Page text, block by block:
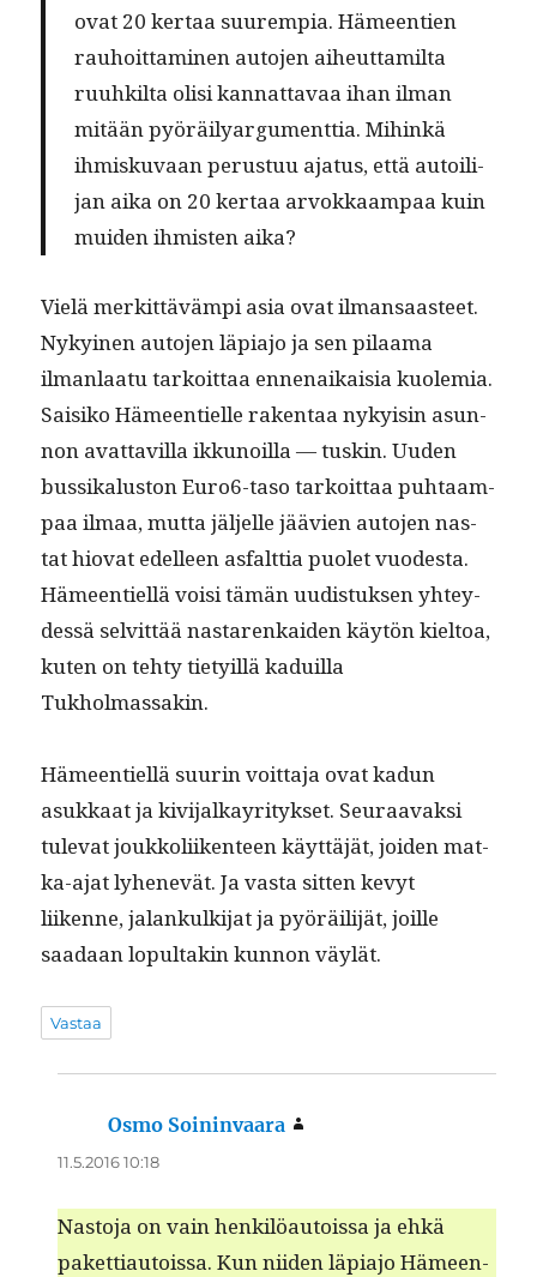
ovat 20 ker­taa suurem­pia. Hämeen­tien
rauhoit­ta­mi­nen auto­jen aiheut­tamil­ta
ruuhk­il­ta olisi kan­nat­tavaa ihan ilman
mitään pyöräil­yargu­ment­tia. Mihinkä
ihmisku­vaan perus­tuu aja­tus, että autoil­i­
jan aika on 20 ker­taa arvokkaam­paa kuin
muiden ihmis­ten aika?
Vielä merkit­tävämpi asia ovat ilmansaas­teet.
Nykyi­nen auto­jen läpi­a­jo ja sen pilaa­ma
ilman­laatu tarkoit­taa ennenaikaisia kuolemia.
Saisiko Hämeen­tielle rak­en­taa nyky­isin asun­
non avat­tavil­la ikkunoil­la — tuskin. Uuden
bus­sikalus­ton Euro6-taso tarkoit­taa puh­taam­
paa ilmaa, mut­ta jäl­jelle jäävien auto­jen nas­
tat hio­vat edelleen asfalt­tia puo­let vuodes­ta.
Hämeen­tiel­lä voisi tämän uud­is­tuk­sen yhtey­
dessä selvit­tää nastarenkaiden käytön kiel­toa,
kuten on tehty tiety­il­lä kaduil­la
Tukholmassakin.
Hämeen­tiel­lä suurin voit­ta­ja ovat kadun
asukkaat ja kivi­jalka­yri­tyk­set. Seu­raavak­si
tule­vat joukkoli­iken­teen käyt­täjät, joiden mat­
ka-ajat lyhenevät. Ja vas­ta sit­ten kevyt
liikenne, jalankulk­i­jat ja pyöräil­i­jät, joille
saadaan lop­ul­takin kun­non väylät.
Vastaa
Osmo Soininvaara
11.5.2016 10:18
Nas­to­ja on vain henkilöau­tois­sa ja ehkä
paket­ti­au­tois­sa. Kun niiden läpi­a­jo Hämeen­